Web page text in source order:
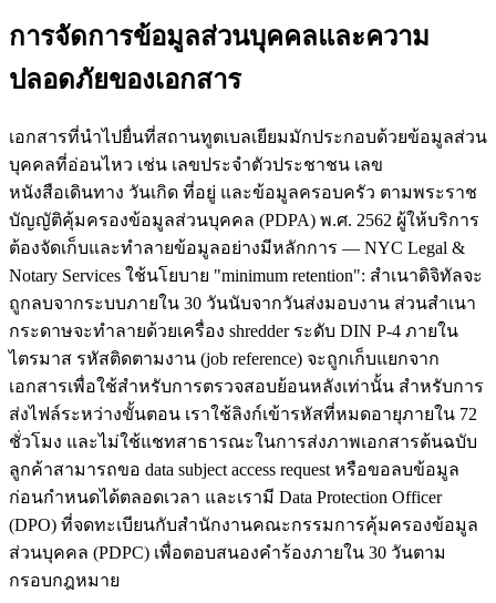
การจัดการข้อมูลส่วนบุคคลและความ
ปลอดภัยของเอกสาร
เอกสารที่นำไปยื่นที่สถานทูตเบลเยียมมักประกอบด้วยข้อมูลส่วน
บุคคลที่อ่อนไหว เช่น เลขประจำตัวประชาชน เลข
หนังสือเดินทาง วันเกิด ที่อยู่ และข้อมูลครอบครัว ตามพระราช
บัญญัติคุ้มครองข้อมูลส่วนบุคคล (PDPA) พ.ศ. 2562 ผู้ให้บริการ
ต้องจัดเก็บและทำลายข้อมูลอย่างมีหลักการ — NYC Legal &
Notary Services ใช้นโยบาย "minimum retention": สำเนาดิจิทัลจะ
ถูกลบจากระบบภายใน 30 วันนับจากวันส่งมอบงาน ส่วนสำเนา
กระดาษจะทำลายด้วยเครื่อง shredder ระดับ DIN P-4 ภายใน
ไตรมาส รหัสติดตามงาน (job reference) จะถูกเก็บแยกจาก
เอกสารเพื่อใช้สำหรับการตรวจสอบย้อนหลังเท่านั้น สำหรับการ
ส่งไฟล์ระหว่างขั้นตอน เราใช้ลิงก์เข้ารหัสที่หมดอายุภายใน 72
ชั่วโมง และไม่ใช้แชทสาธารณะในการส่งภาพเอกสารต้นฉบับ
ลูกค้าสามารถขอ data subject access request หรือขอลบข้อมูล
ก่อนกำหนดได้ตลอดเวลา และเรามี Data Protection Officer
(DPO) ที่จดทะเบียนกับสำนักงานคณะกรรมการคุ้มครองข้อมูล
ส่วนบุคคล (PDPC) เพื่อตอบสนองคำร้องภายใน 30 วันตาม
กรอบกฎหมาย